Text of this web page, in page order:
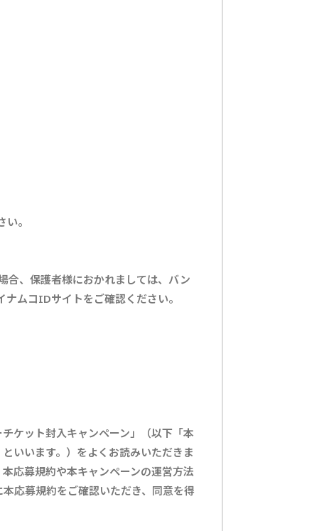
。
合、保護者様におかれましては、バン
ムコIDサイトをご確認ください。
ケット封入キャンペーン」（以下「本
いいます。）をよくお読みいただきま
応募規約や本キャンペーンの運営方法
応募規約をご確認いただき、同意を得